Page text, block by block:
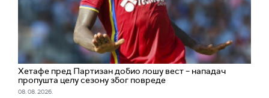
Хетафе пред Партизан добио лошу вест – нападач
пропушта целу сезону због повреде
08. 08. 2026.